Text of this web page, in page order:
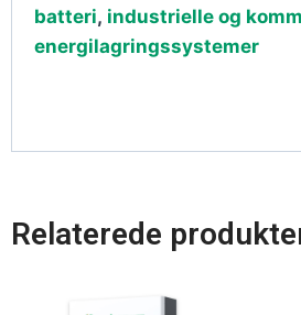
batteri, industrielle og
energilagringssystemer
Relaterede